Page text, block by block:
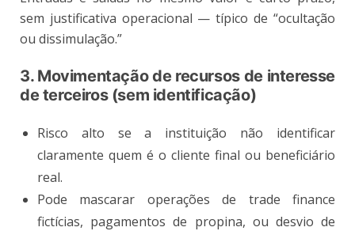
sem justificativa operacional — típico de “ocultação
ou dissimulação.”
3. Movimentação de recursos de interesse
de terceiros (sem identificação)
Risco alto se a instituição não identificar
claramente quem é o cliente final ou beneficiário
real.
Pode mascarar operações de trade finance
fictícias, pagamentos de propina, ou desvio de